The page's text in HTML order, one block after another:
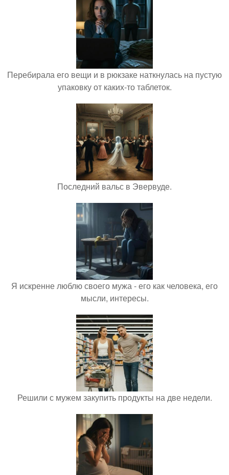
Перебирала его вещи и в рюкзаке наткнулась на пустую
упаковку от каких-то таблеток.
Последний вальс в Эвервуде.
Я искренне люблю своего мужа - его как человека, его
мысли, интересы.
Решили с мужем закупить продукты на две недели.